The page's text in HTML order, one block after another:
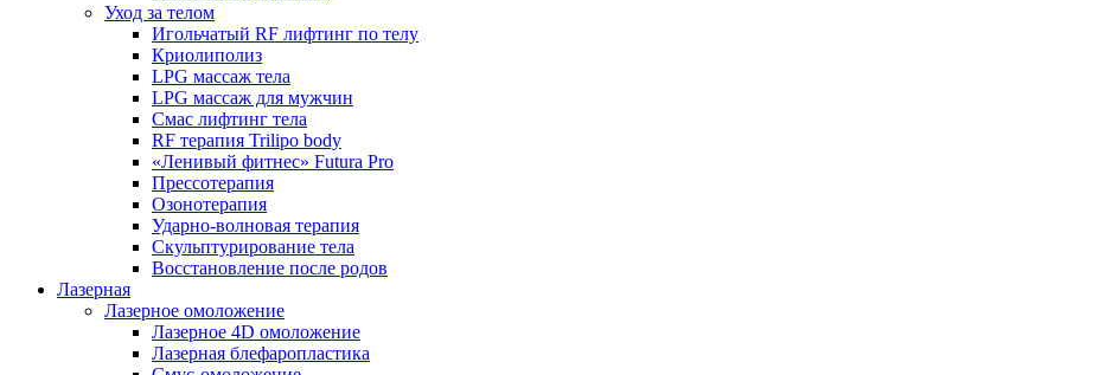
Уход за телом
Игольчатый RF лифтинг по телу
Криолиполиз
LPG массаж тела
LPG массаж для мужчин
Смас лифтинг тела
RF терапия Trilipo body
«Ленивый фитнес» Futura Pro
Прессотерапия
Озонотерапия
Ударно-волновая терапия
Скульптурирование тела
Восстановление после родов
Лазерная
Лазерное омоложение
Лазерное 4D омоложение
Лазерная блефаропластика